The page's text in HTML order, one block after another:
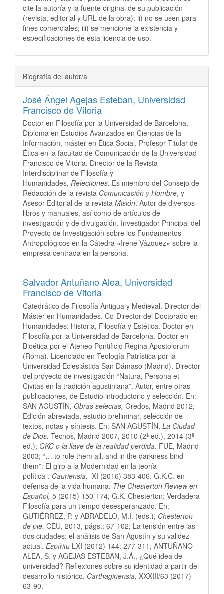
cite la autoría y la fuente original de su publicación
(revista, editorial y URL de la obra); ii) no se usen para
fines comerciales; iii) se mencione la existencia y
especificaciones de esta licencia de uso.
Biografía del autor/a
José Ángel Agejas Esteban, Universidad
Francisco de Vitoria
Doctor en Filosofía por la Universidad de Barcelona,
Diploma en Estudios Avanzados en Ciencias de la
Información, máster en Ética Social. Profesor Titular de
Ética en la facultad de Comunicación de la Universidad
Francisco de Vitoria. Director de la Revista
Interdisciplinar de Filosofía y
Humanidades, Relectiones. Es miembro del Consejo de
Redacción de la revista Comunicación y Hombre, y
Asesor Editorial de la revista Misión. Autor de diversos
libros y manuales, así como de artículos de
investigación y de divulgación. Investigador Principal del
Proyecto de Investigación sobre los Fundamentos
Antropológicos en la Cátedra «Irene Vázquez» sobre la
empresa centrada en la persona.
Salvador Antuñano Alea, Universidad
Francisco de Vitoria
Catedrático de Filosofía Antigua y Medieval. Director del
Máster en Humanidades. Co-Director del Doctorado en
Humanidades: Historia, Filosofía y Estética. Doctor en
Filosofía por la Universidad de Barcelona. Doctor en
Bioética por el Ateneo Pontificio Regina Apostolorum
(Roma). Licenciado en Teología Patrística por la
Universidad Eclesiástica San Dámaso (Madrid). Director
del proyecto de investigación “Natura, Persona et
Civitas en la tradición agustiniana”. Autor, entre otras
publicaciones, de Estudio introductorio y selección. En:
SAN AGUSTÍN, Obras selectas, Gredos, Madrid 2012;
Edición abreviada, estudio preliminar, selección de
textos, notas y síntesis. En: SAN AGUSTÍN, La Ciudad
de Dios. Tecnos, Madrid 2007, 2010 (2ª ed.), 2014 (3ª
ed.); GKC o la llave de la realidad perdida. FUE, Madrid
2003; “… to rule them all, and in the darkness bind
them”: El giro a la Modernidad en la teoría
política”. Cauriensia, XI (2016) 383-406. G.K.C. en
defensa de la vida humana. The Chesterton Review en
Español, 5 (2015) 150-174; G.K. Chesterton: Verdadera
Filosofía para un tiempo desesperanzado. En:
GUTIÉRREZ, P. y ABRADELO, M.I. (eds.), Chesterton
de pie. CEU, 2013, págs.: 67-102; La tensión entre las
dos ciudades: el análisis de San Agustín y su validez
actual. Espíritu LXI (2012) 144: 277-311; ANTUÑANO
ALEA, S. y AGEJAS ESTEBAN, J.Á., ¿Qué idea de
universidad? Reflexiones sobre su identidad a partir del
desarrollo histórico. Carthaginensia, XXXIII/63 (2017)
63-90.